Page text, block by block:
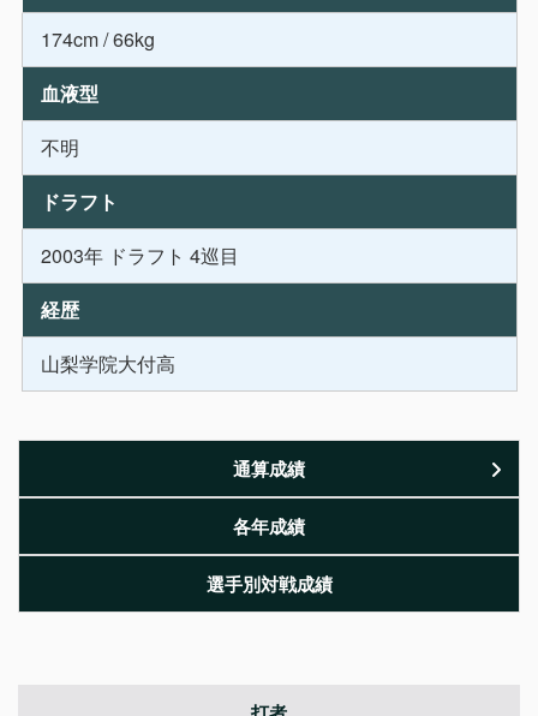
174cm / 66kg
血液型
不明
ドラフト
2003年 ドラフト 4巡目
経歴
山梨学院大付高
通算成績
各年成績
選手別対戦成績